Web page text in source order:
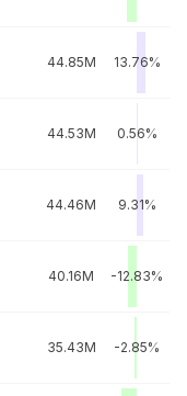
44.85M 13.76%
44.53M 0.56%
44.46M 9.31%
40.16M -12.83%
35.43M -2.85%